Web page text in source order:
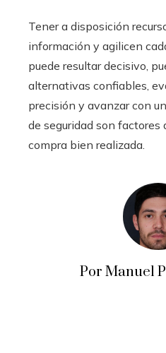
Tener a disposición
información y agilicen
puede resultar decisivo,
alternativas confiables,
precisión y avanzar con
de seguridad son factores
compra bien realizada.
Por Manuel